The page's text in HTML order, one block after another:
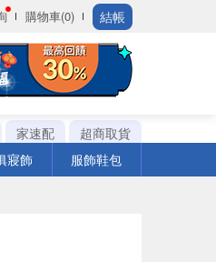
購物車(0) 結帳
家速配
超商取貨
寢飾 服飾鞋包